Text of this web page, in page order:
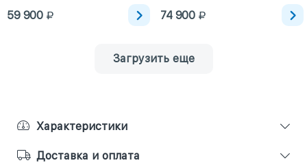
59 900 74 900
Загрузить еще
Характеристики
Доставка и оплата